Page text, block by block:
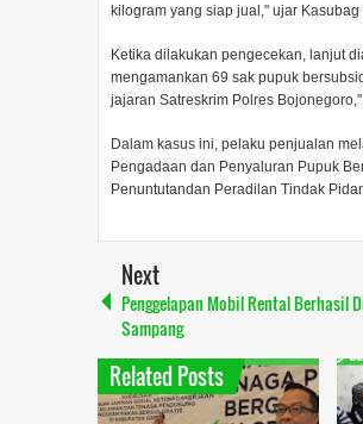
kilogram yang siap jual," ujar
Ketika dilakukan pengecekan, lanjut
mengamankan 69 sak pupuk
jajaran Satreskrim Polres
Dalam kasus ini, pelaku penjualan
Pengadaan dan Penyaluran Pupuk
Penuntutandan Peradilan Tindak
Next
Penggelapan Mobil Rental Berhasil
Sampang
Related Posts